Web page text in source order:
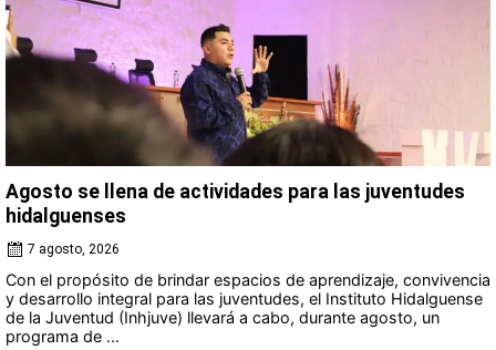
Agosto se llena de actividades para las juventudes
hidalguenses
7 agosto, 2026
Con el propósito de brindar espacios de aprendizaje, convivencia
y desarrollo integral para las juventudes, el Instituto Hidalguense
de la Juventud (Inhjuve) llevará a cabo, durante agosto, un
programa de ...